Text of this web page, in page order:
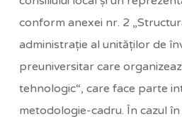
conform anexei nr. 2
administraţie al unităţilor de
preuniversitar care
tehnologic“, care face parte
metodologie-cadru. În cazul